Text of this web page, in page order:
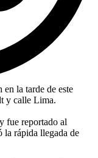
la tarde de este
y calle Lima.
fue reportado al
la rápida llegada de